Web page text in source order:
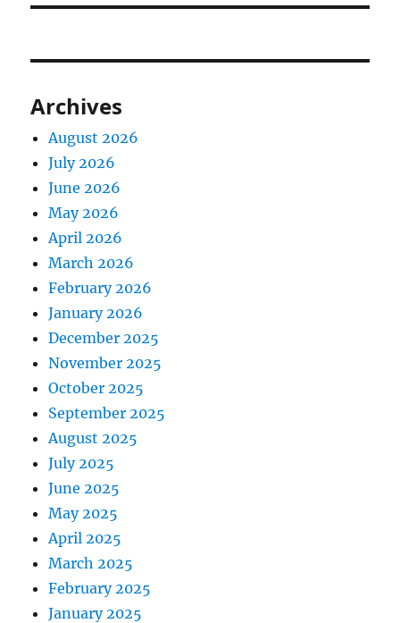
Archives
August 2026
July 2026
June 2026
May 2026
April 2026
March 2026
February 2026
January 2026
December 2025
November 2025
October 2025
September 2025
August 2025
July 2025
June 2025
May 2025
April 2025
March 2025
February 2025
January 2025